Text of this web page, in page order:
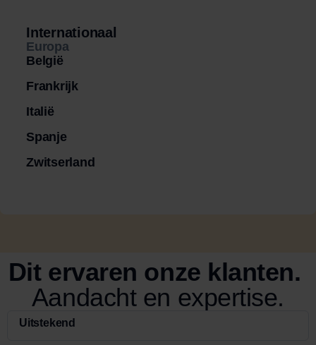
Internationaal
Europa
België
Frankrijk
Italië
Spanje
Zwitserland
Dit ervaren onze klanten.
Aandacht en expertise.
Uitstekend